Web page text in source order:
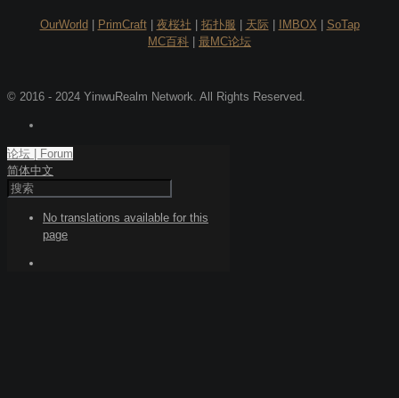
OurWorld PrimCraft| 夜桜社 拓扑服 天际| IMBOX
SoTap
MC百科
最MC论坛
© 2016 - 2024 YinwuRealm Network. All Rights Reserved.
论坛 | Forum
简体中文
No translations available for this
page